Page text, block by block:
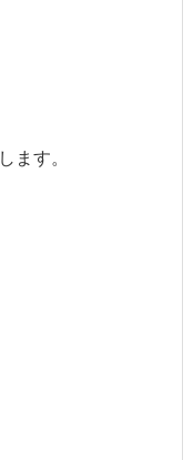
ます。